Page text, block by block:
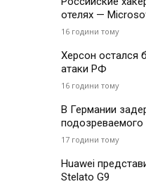
отелях —
16 години тому
Херсон остался
атаки РФ
16 години тому
В Германии
17 години тому
Huawei
Stelato G9